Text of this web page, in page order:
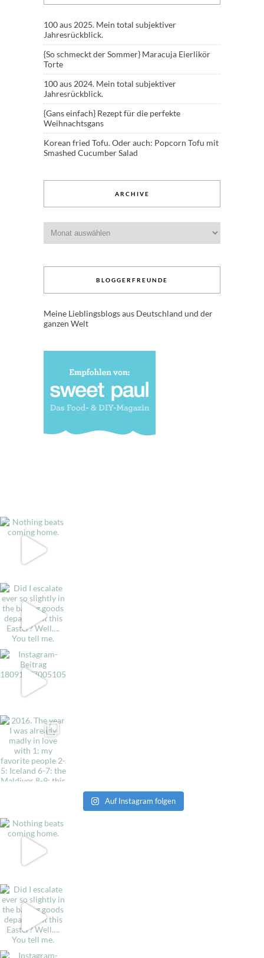
100 aus 2025. Mein total subjektiver
Jahresrückblick.
{So schmeckt der Sommer} Maracuja Eierlikör
Torte
100 aus 2024. Mein total subjektiver
Jahresrückblick.
{Gans einfach} Rezept für die perfekte
Weihnachtsgans
Korean fried Tofu. Oder auch: Popcorn Tofu mit
Smashed Cucumber Salad
ARCHIVE
BLOGGERFREUNDE
Meine Lieblingsblogs aus Deutschland und der
ganzen Welt
Auf Instagram folgen